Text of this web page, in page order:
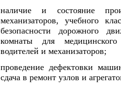
наличие и состояние
механизаторов, учебного
безопасности дорожного
комнаты для медицинского
водителей и механизаторов;
проведение дефектовки
сдача в ремонт узлов и